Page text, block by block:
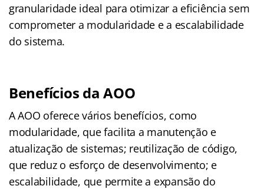
granularidade ideal para otimizar a eficiência sem
comprometer a modularidade e a escalabilidade
do sistema.
Benefícios da AOO
A AOO oferece vários benefícios, como
modularidade, que facilita a manutenção e
atualização de sistemas; reutilização de código,
que reduz o esforço de desenvolvimento; e
escalabilidade, que permite a expansão do